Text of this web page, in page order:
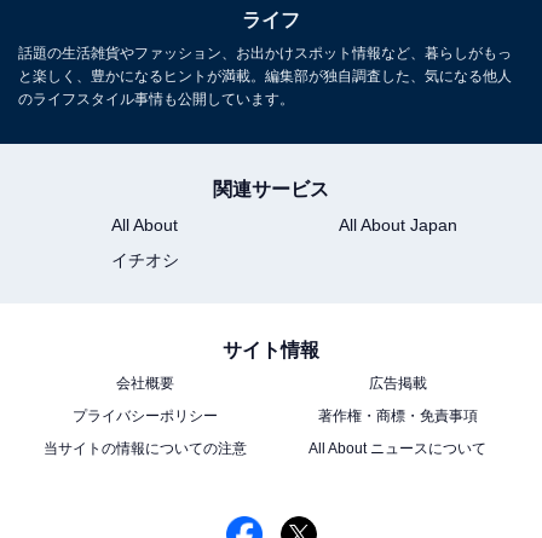
う考えてもフワちゃんが100悪い」「こんなこ
と普通言わん」
ライフ
話題の生活雑貨やファッション、お出かけスポット情報など、暮らしがもっ
と楽しく、豊かになるヒントが満載。編集部が独自調査した、気になる他人
のライフスタイル事情も公開しています。
関連サービス
All About
All About Japan
イチオシ
サイト情報
会社概要
広告掲載
プライバシーポリシー
著作権・商標・免責事項
当サイトの情報についての注意
All About ニュースについて